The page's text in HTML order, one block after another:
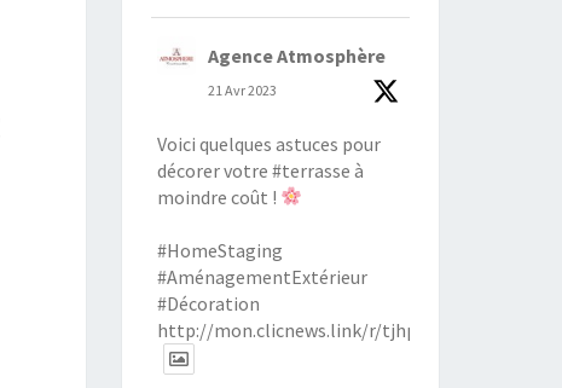
Agence Atmosphère
21 Avr 2023
Voici quelques astuces pour
décorer votre #terrasse à
moindre coût !
#HomeStaging
#AménagementExtérieur
#Décoration
http://mon.clicnews.link/r/tjhptv4